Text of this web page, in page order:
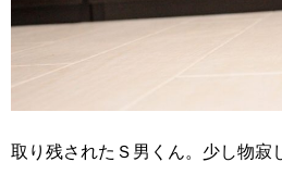
取り残されたＳ男くん。少し物寂